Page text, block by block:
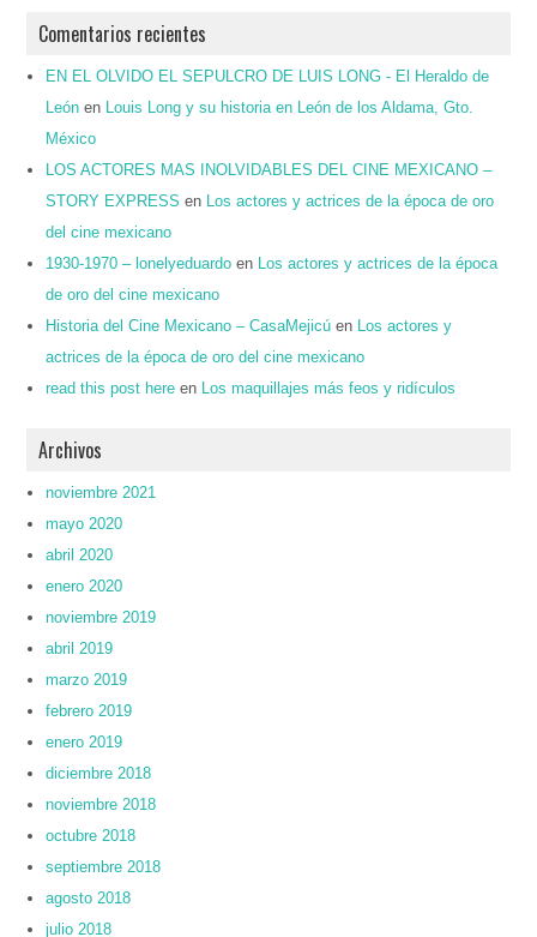
Comentarios recientes
EN EL OLVIDO EL SEPULCRO DE LUIS LONG - El Heraldo de
León en
Louis Long y su historia en León de los Aldama, Gto.
México
LOS ACTORES MAS INOLVIDABLES DEL CINE MEXICANO –
STORY EXPRESS en
Los actores y actrices de la época de oro
del cine mexicano
1930-1970 – lonelyeduardo en
Los actores y actrices de la época
de oro del cine mexicano
Historia del Cine Mexicano – CasaMejicú en
Los actores y
actrices de la época de oro del cine mexicano
read this post here en Los maquillajes más feos y ridículos
Archivos
noviembre 2021
mayo 2020
abril 2020
enero 2020
noviembre 2019
abril 2019
marzo 2019
febrero 2019
enero 2019
diciembre 2018
noviembre 2018
octubre 2018
septiembre 2018
agosto 2018
julio 2018